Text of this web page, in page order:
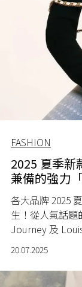
FASHION
2025 夏季新
兼備的強力
各大品牌 2025
生！從人氣話題
Journey 及
時尚焦點。
20.07.2025